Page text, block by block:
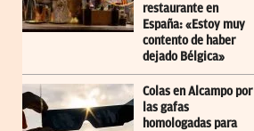
restaurante en
España: «Estoy muy
contento de haber
dejado Bélgica»
Colas en Alcampo por
las gafas
homologadas para